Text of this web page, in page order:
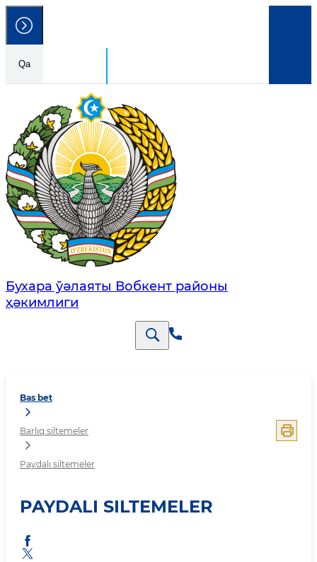
Qa
Ózbekstan Respublikası
Húkimetlik portalı
Бухара ўәлаяты Вобкент районы
ҳәкимлиги
Bas bet
Barlıq siltemeler
Paydalı siltemeler
PAYDALI SILTEMELER